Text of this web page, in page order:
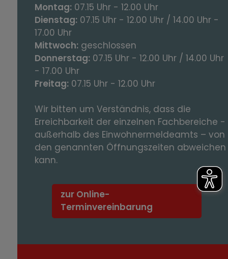
Montag: 07.15 Uhr - 12.00 Uhr
Dienstag: 07.15 Uhr - 12.00 Uhr / 14.00 Uhr -
17.00 Uhr
Mittwoch: geschlossen
Donnerstag: 07.15 Uhr - 12.00 Uhr / 14.00 Uhr
- 17.00 Uhr
Freitag: 07.15 Uhr - 12.00 Uhr
Wir bitten um Verständnis, dass die
Erreichbarkeit der einzelnen Fachbereiche -
außerhalb des Einwohnermeldeamts – von
den genannten Öffnungszeiten abweichen
kann.
zur Online-
Terminvereinbarung